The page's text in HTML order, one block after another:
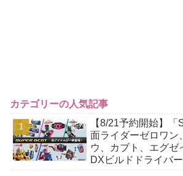
カテゴリーの人気記事
【8/21予約開始】
面ライダーゼロワン
ウ、カブト、エグゼ
DXビルドドライバ